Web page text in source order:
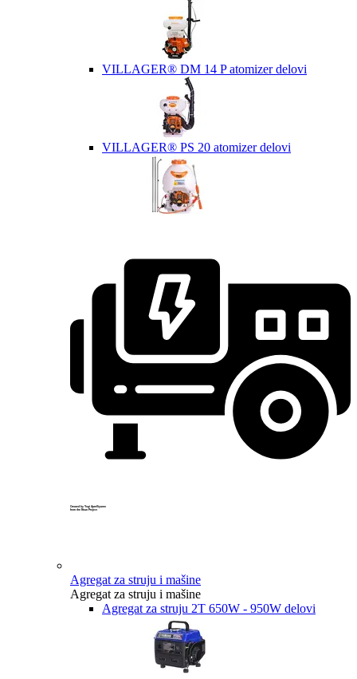
VILLAGER® DM 14 P atomizer delovi
VILLAGER® PS 20 atomizer delovi
Created by Yogi Aprelliyanto
from the Noun Project
Agregat za struju i mašine
Agregat za struju i mašine
Agregat za struju 2T 650W - 950W delovi